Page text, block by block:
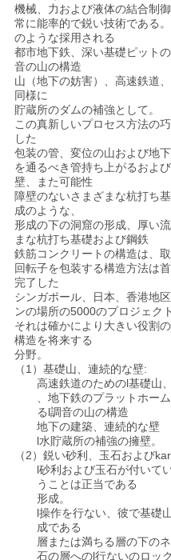
達
に
連
絡
し
な
さ
い
今
す
ぐ
ッ
COMPANY
機械、力および液体の結合制
常に能率的で鋭い技術である
のような採用される
都市地下鉄、深い基礎ピット
音の山の構造
山（地下の妨害）、高速鉄道
同様に
貯蔵所のダムの補強として。
この真新しいプロセス方法の
した
包装の管、変位の山および地
を通るべき管持ち上がるおよ
壁、また可能性
障壁のないさまざまな杭打ち
成のような、
形成の下の洞窟の形成、厚い
まな杭打ち基礎および鋼鉄
鉄筋コンクリートの構造は、取
回転子を包装する構造方法は
完了した
シンガポール、日本、香港地
ンの場所の5000のプロジェクト
それは確かにより大きい役割
構造を将来する
分野。
（1）基礎山、連続的な壁:
高速鉄道のためのl基礎山
、地下鉄のプラットホー
るl調音の山の構造
地下の建築、連続的な壁
l水貯蔵所の補強の擁壁。
（2）鋭い砂利、玉石および
l砂利および玉石が付いて
うことは正当である
形成。
l操作を行ない、彼で基礎
成である
層または満ちる層の下のネ
石の層へのl行ないのロッ